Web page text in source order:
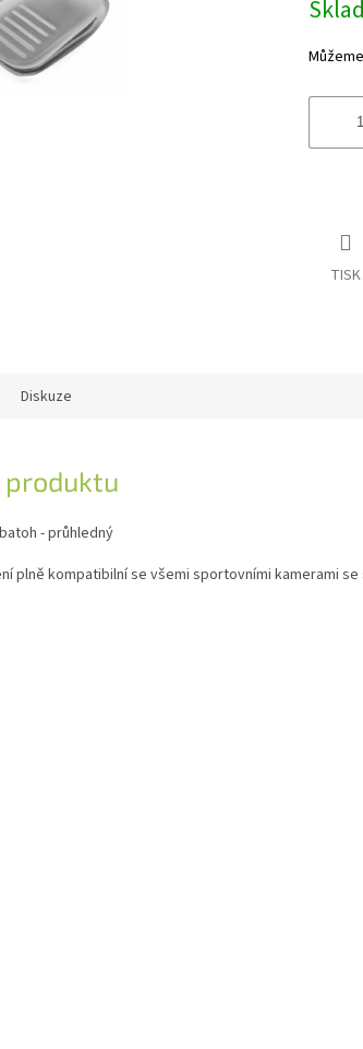
cena:
TISK
Diskuze
- průhledný
plně kompatibilní se všemi sportovními kamerami